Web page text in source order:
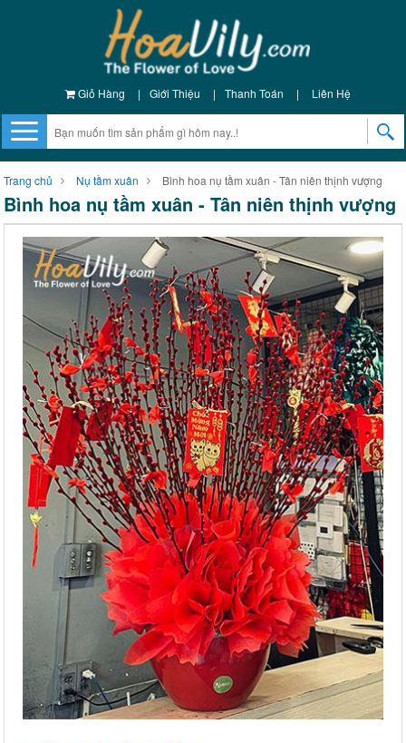
Giỏ Hàng | Giới Thiệu | Thanh Toán | Liên Hệ
Trang chủ Nụ tầm xuân Bình hoa nụ tầm xuân - Tân niên thịnh vượng
Bình hoa nụ tầm xuân - Tân niên thịnh vượng